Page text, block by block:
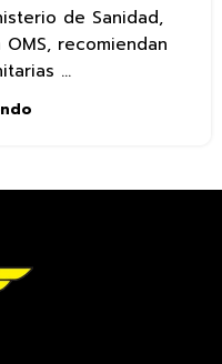
de Sanidad,
recomiendan
...